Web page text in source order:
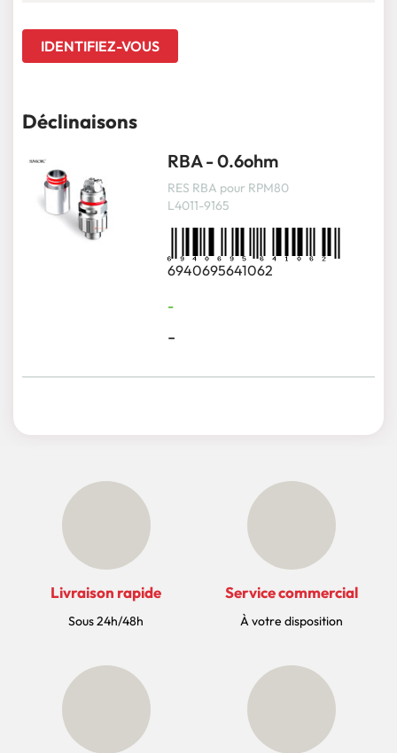
IDENTIFIEZ-VOUS
Déclinaisons
RBA - 0.6ohm
RES RBA pour RPM80
L4011-9165
6940695641062
-
-
Livraison rapide
Sous 24h/48h
Service commercial
À votre disposition